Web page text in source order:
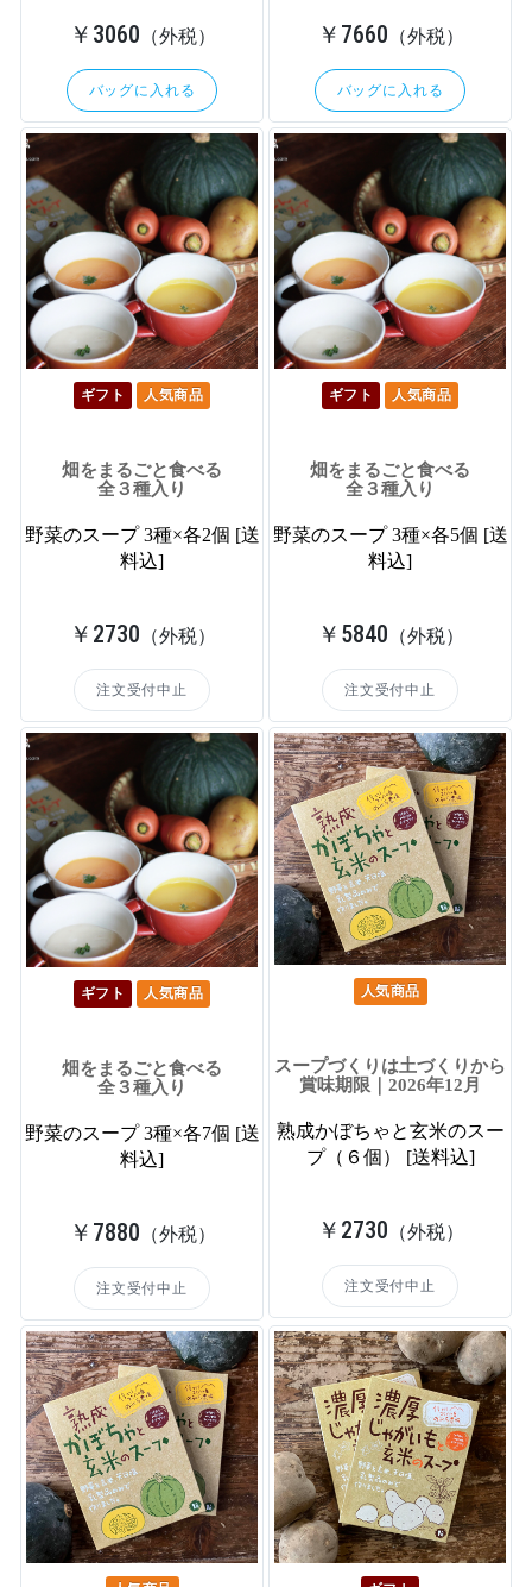
￥3060 （外税）
バッグに入れる
￥7660 （外税）
バッグに入れる
ギフト 人気商品
畑をまるごと食べる
全３種入り
野菜のスープ 3種×各2個 [送
料込]
￥2730 （外税）
注文受付中止
ギフト 人気商品
畑をまるごと食べる
全３種入り
野菜のスープ 3種×各5個 [送
料込]
￥5840 （外税）
注文受付中止
ギフト 人気商品
畑をまるごと食べる
全３種入り
野菜のスープ 3種×各7個 [送
料込]
￥7880 （外税）
注文受付中止
人気商品
スープづくりは土づくりから
賞味期限｜2026年12月
熟成かぼちゃと玄米のスー
プ（６個） [送料込]
￥2730 （外税）
注文受付中止